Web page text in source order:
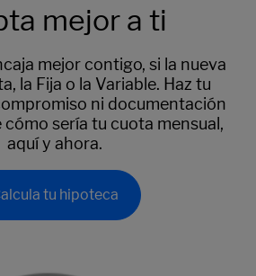
mejor a ti
mejor contigo, si la nueva
la Fija o la Variable. Haz tu
ni documentación
sería tu cuota mensual,
aquí y ahora.
tu hipoteca